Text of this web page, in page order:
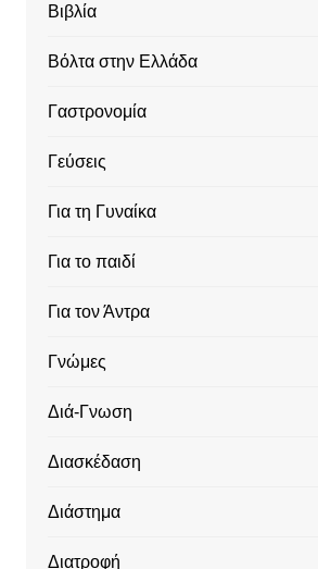
Βιβλία
Βόλτα στην Ελλάδα
Γαστρονομία
Γεύσεις
Για τη Γυναίκα
Για το παιδί
Για τον Άντρα
Γνώμες
Διά-Γνωση
Διασκέδαση
Διάστημα
Διατροφή